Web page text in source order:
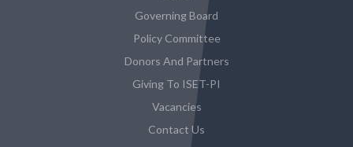
Governing Board
Policy Committee
Donors And Partners
Giving To ISET-PI
Vacancies
Contact Us